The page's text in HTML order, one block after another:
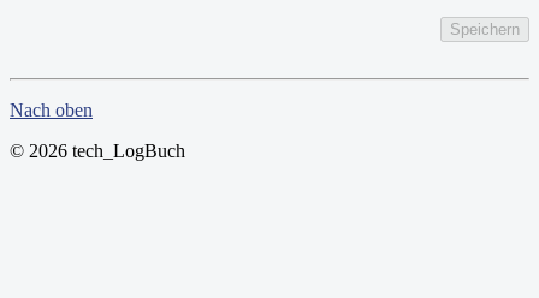
Speichern
Nach oben
© 2026 tech_LogBuch